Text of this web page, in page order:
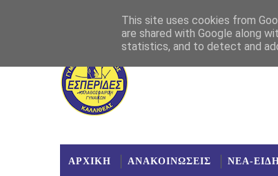
ΑΡΧΙΚΗ ΑΝΑΚΟΙΝΩΣΕΙΣ ΝΕΑ-
This site uses cookies from
are shared with Google along
statistics, and to detect and